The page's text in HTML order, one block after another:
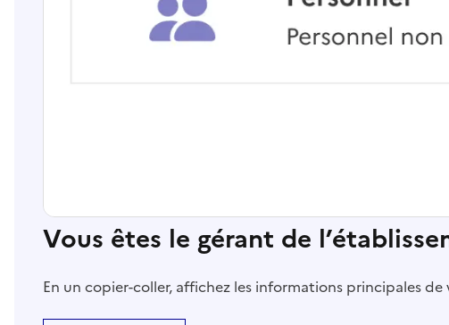
Vous êtes le gérant de
En un copier-coller, affichez les informations principales